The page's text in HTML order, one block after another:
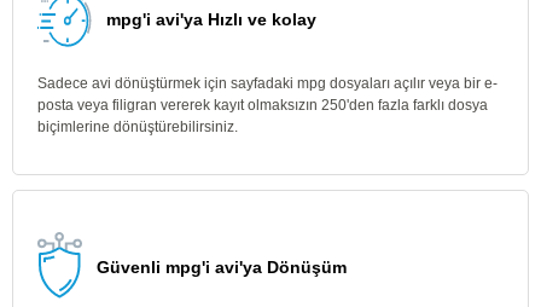
mpg'i avi'ya Hızlı ve kolay
Sadece avi dönüştürmek için sayfadaki mpg dosyaları açılır veya bir e-
posta veya filigran vererek kayıt olmaksızın 250'den fazla farklı dosya
biçimlerine dönüştürebilirsiniz.
Güvenli mpg'i avi'ya Dönüşüm